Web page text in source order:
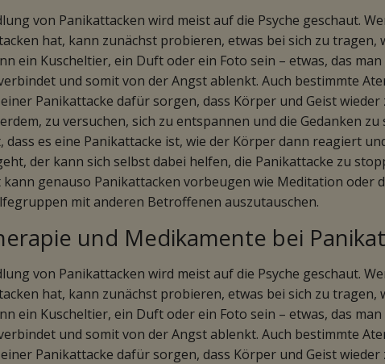
von Panikattacken wird meist auf die Psyche geschaut.
hat, kann zunächst probieren, etwas bei sich zu tragen,
ein Kuscheltier, ein Duft oder ein Foto sein – etwas, das
und somit von der Angst ablenkt. Auch bestimmte
Panikattacke dafür sorgen, dass Körper und Geist wieder
zu versuchen, sich zu entspannen und die Gedanken zu
dass es eine Panikattacke ist, wie der Körper dann reagiert
der kann sich selbst dabei helfen, die Panikattacke zu
genauso Panikattacken vorbeugen wie Meditation oder
mit anderen Betroffenen auszutauschen.
und Medikamente bei
von Panikattacken wird meist auf die Psyche geschaut.
hat, kann zunächst probieren, etwas bei sich zu tragen,
ein Kuscheltier, ein Duft oder ein Foto sein – etwas, das
und somit von der Angst ablenkt. Auch bestimmte
Panikattacke dafür sorgen, dass Körper und Geist wieder